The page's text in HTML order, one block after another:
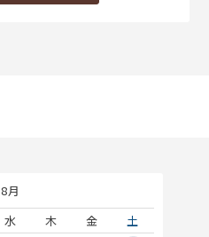
8月
水 木 金
土